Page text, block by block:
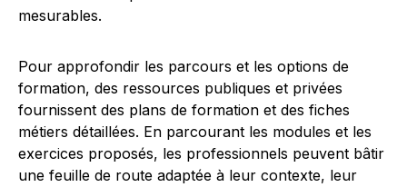
mesurables.
Pour approfondir les parcours et les options de
formation, des ressources publiques et privées
fournissent des plans de formation et des fiches
métiers détaillées. En parcourant les modules et les
exercices proposés, les professionnels peuvent bâtir
une feuille de route adaptée à leur contexte, leur